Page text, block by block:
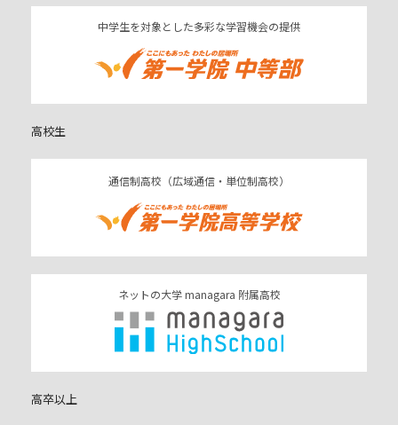
中学生を対象とした多彩な学習機会の提供
高校生
通信制高校（広域通信・単位制高校）
ネットの大学 managara 附属高校
高卒以上